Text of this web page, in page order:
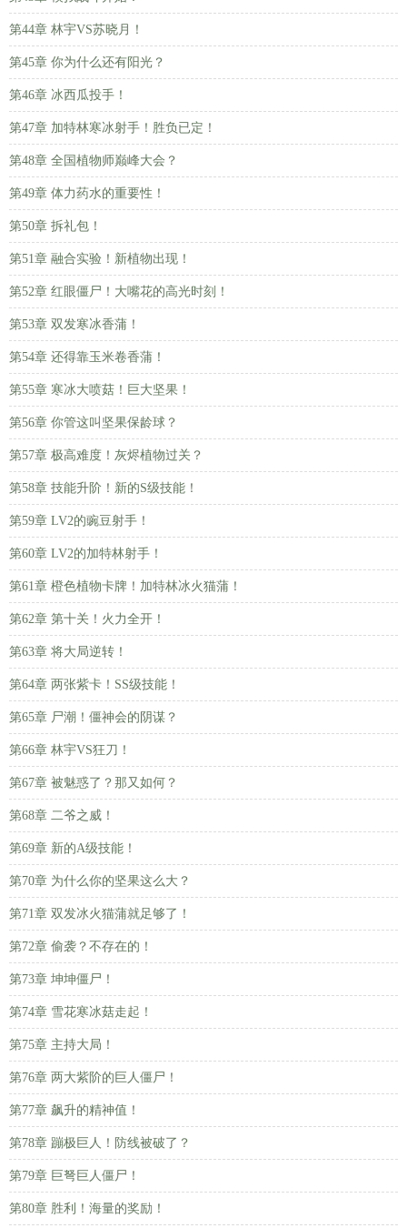
第44章 林宇VS苏晓月！
第45章 你为什么还有阳光？
第46章 冰西瓜投手！
第47章 加特林寒冰射手！胜负已定！
第48章 全国植物师巅峰大会？
第49章 体力药水的重要性！
第50章 拆礼包！
第51章 融合实验！新植物出现！
第52章 红眼僵尸！大嘴花的高光时刻！
第53章 双发寒冰香蒲！
第54章 还得靠玉米卷香蒲！
第55章 寒冰大喷菇！巨大坚果！
第56章 你管这叫坚果保龄球？
第57章 极高难度！灰烬植物过关？
第58章 技能升阶！新的S级技能！
第59章 LV2的豌豆射手！
第60章 LV2的加特林射手！
第61章 橙色植物卡牌！加特林冰火猫蒲！
第62章 第十关！火力全开！
第63章 将大局逆转！
第64章 两张紫卡！SS级技能！
第65章 尸潮！僵神会的阴谋？
第66章 林宇VS狂刀！
第67章 被魅惑了？那又如何？
第68章 二爷之威！
第69章 新的A级技能！
第70章 为什么你的坚果这么大？
第71章 双发冰火猫蒲就足够了！
第72章 偷袭？不存在的！
第73章 坤坤僵尸！
第74章 雪花寒冰菇走起！
第75章 主持大局！
第76章 两大紫阶的巨人僵尸！
第77章 飙升的精神值！
第78章 蹦极巨人！防线被破了？
第79章 巨弩巨人僵尸！
第80章 胜利！海量的奖励！